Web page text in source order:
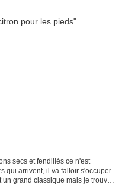
secs et fendillés ce n'est
qui arrivent, il va falloir s'occuper
grand classique mais je trouve